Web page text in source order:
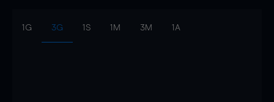
1G 3G 1S 1M 3M 1A